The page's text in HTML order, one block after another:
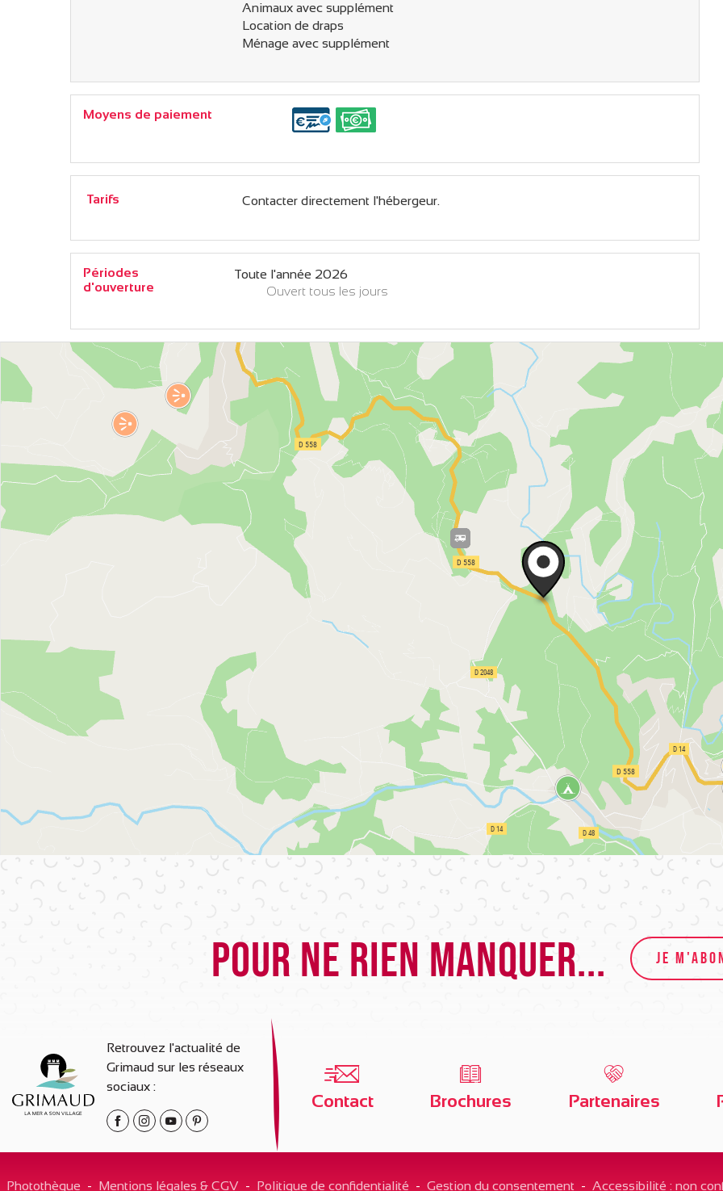
Animaux avec supplément
Location de draps
Ménage avec supplément
Moyens de paiement
Tarifs Contacter directement l'hébergeur.
Périodes
d'ouverture
Toute l'année 2026
Ouvert tous les jours
Pour ne rien manquer... JE
Retrouvez l'actualité de
Grimaud sur les réseaux
sociaux :
Contact Brochures Partenaires
Photothèque - Mentions légales & CGV - Politique de confidentialité - Gestion du consentement - Accessibilité : non